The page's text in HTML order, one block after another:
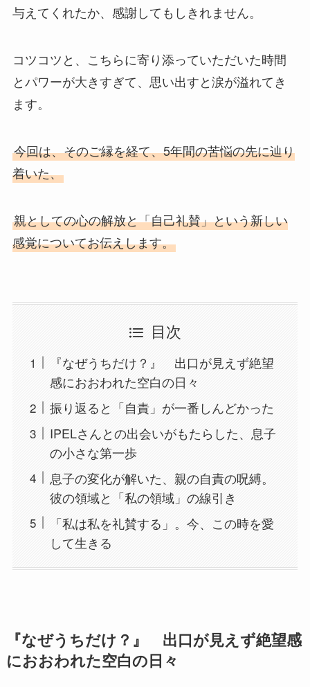
与えてくれたか、感謝してもしきれません。
コツコツと、こちらに寄り添っていただいた時間
とパワーが大きすぎて、思い出すと涙が溢れてき
ます。
今回は、そのご縁を経て、5年間の苦悩の先に辿り
着いた、
親としての心の解放と「自己礼賛」という新しい
感覚についてお伝えします。
目次
『なぜうちだけ？』 出口が見えず絶望
感におおわれた空白の日々
振り返ると「自責」が一番しんどかった
IPELさんとの出会いがもたらした、息子
の小さな第一歩
息子の変化が解いた、親の自責の呪縛。
彼の領域と「私の領域」の線引き
「私は私を礼賛する」。今、この時を愛
して生きる
『なぜうちだけ？』 出口が見えず絶望感
におおわれた空白の日々